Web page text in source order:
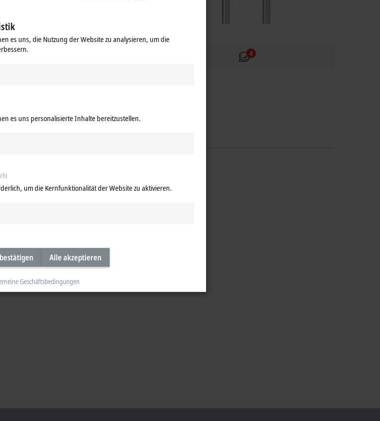
4
es uns, die Nutzung der Website zu analysieren, um die
es uns personalisierte Inhalte bereitzustellen.
um die Kernfunktionalität der Website zu aktivieren.
Alle akzeptieren
Geschäftsbedingungen